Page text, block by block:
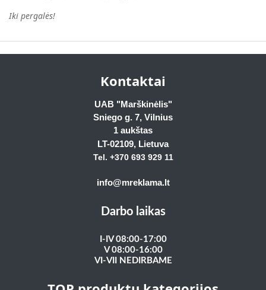
Iki pergalės!
Kontaktai
UAB "Marškinėlis"
Sniego g. 7, Vilnius
1 aukštas
LT-02109, Lietuva
Tel. +370 693 929 11
info@mreklama.lt
Darbo laikas
I-IV 08:00-17:00
V 08:00-16:00
VI-VII NEDIRBAME